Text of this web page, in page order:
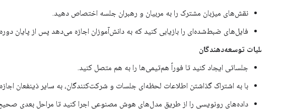
نقش‌های میزبان مشترک را به مربیان و رهبران جلسه اختصاص دهید.
فایل‌های ضبط‌شده‌ای را بازیابی کنید که به دانش‌آموزان اجازه می‌دهد پس از پایان
عملیات توسعه‌دهندگان
جلساتی ایجاد کنید تا فوراً هم‌تیمی‌ها را به هم متصل کنید.
با به اشتراک گذاشتن اطلاعات لحظه‌ای جلسات و شرکت‌کنندگان، به سایر ذینفعان
داده‌های رونویسی را از طریق مدل‌های هوش مصنوعی اجرا کنید تا مراحل بعدی